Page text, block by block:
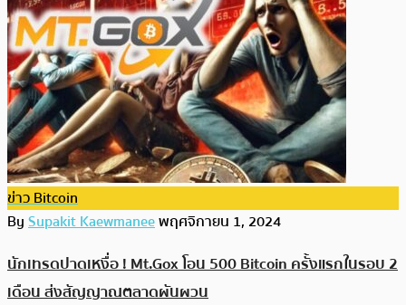
ข่าว Bitcoin
BySupakit Kaewmaneeพฤศจิกายน 1, 2024
นักเทรดปาดเหงื่อ ! Mt.Gox โอน 500 Bitcoin ครั้งแรกในรอบ 2
เดือน ส่งสัญญาณตลาดผันผวน